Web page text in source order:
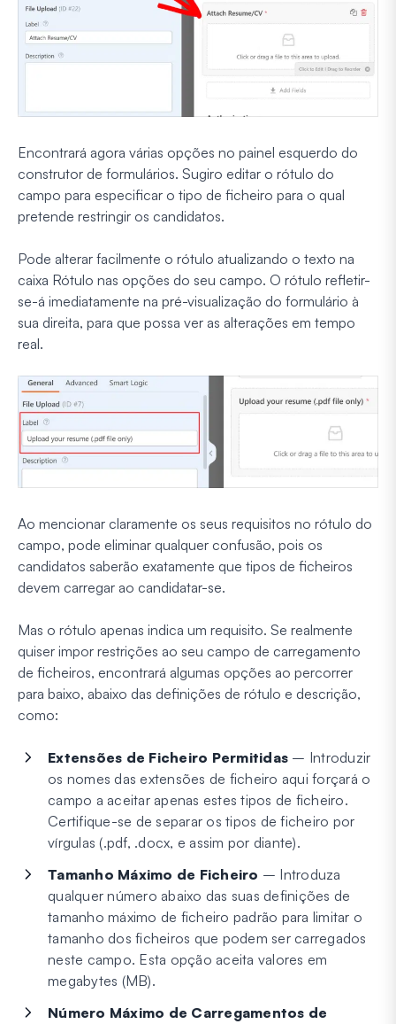
Encontrará agora várias opções no painel esquerdo do
construtor de formulários. Sugiro editar o rótulo do
campo para especificar o tipo de ficheiro para o qual
pretende restringir os candidatos.
Pode alterar facilmente o rótulo atualizando o texto na
caixa Rótulo nas opções do seu campo. O rótulo refletir-
se-á imediatamente na pré-visualização do formulário à
sua direita, para que possa ver as alterações em tempo
real.
Ao mencionar claramente os seus requisitos no rótulo do
campo, pode eliminar qualquer confusão, pois os
candidatos saberão exatamente que tipos de ficheiros
devem carregar ao candidatar-se.
Mas o rótulo apenas indica um requisito. Se realmente
quiser impor restrições ao seu campo de carregamento
de ficheiros, encontrará algumas opções ao percorrer
para baixo, abaixo das definições de rótulo e descrição,
como:
Extensões de Ficheiro Permitidas – Introduzir
os nomes das extensões de ficheiro aqui forçará o
campo a aceitar apenas estes tipos de ficheiro.
Certifique-se de separar os tipos de ficheiro por
vírgulas (.pdf, .docx, e assim por diante).
Tamanho Máximo de Ficheiro – Introduza
qualquer número abaixo das suas definições de
tamanho máximo de ficheiro padrão para limitar o
tamanho dos ficheiros que podem ser carregados
neste campo. Esta opção aceita valores em
megabytes (MB).
Número Máximo de Carregamentos de